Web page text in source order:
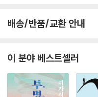
내 아이들에게 꼭 읽히고 싶은
마지막 페이지를 덮으면서 눈물
0대 남성
배송/반품/교환 안내
이 분야 베스트셀러